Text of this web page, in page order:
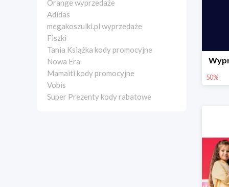
Orange wyprzedaże
Adidas
megakoszulki.pl wyprzedaże
Fiszki
Tania Książka kody promocyjne
Nowa Era
Mamaiti kody promocyjne
Vobis
Super Prezenty kody rabatowe
50%